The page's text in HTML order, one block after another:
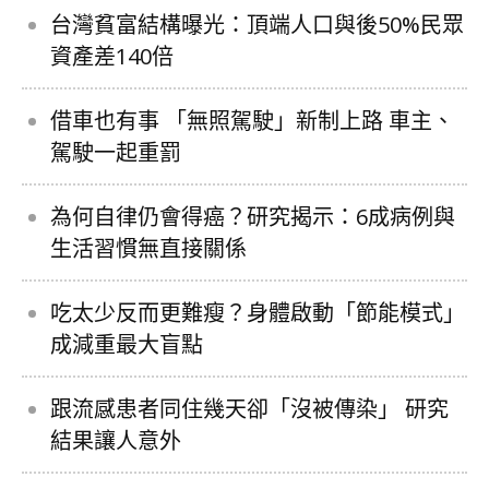
台灣貧富結構曝光：頂端人口與後50%民眾
資產差140倍
借車也有事 「無照駕駛」新制上路 車主、
駕駛一起重罰
為何自律仍會得癌？研究揭示：6成病例與
生活習慣無直接關係
吃太少反而更難瘦？身體啟動「節能模式」
成減重最大盲點
跟流感患者同住幾天卻「沒被傳染」 研究
結果讓人意外